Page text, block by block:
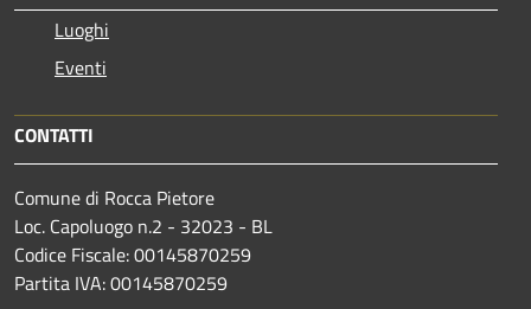
Luoghi
Eventi
CONTATTI
Comune di Rocca Pietore
Loc. Capoluogo n.2 - 32023 - BL
Codice Fiscale: 00145870259
Partita IVA: 00145870259